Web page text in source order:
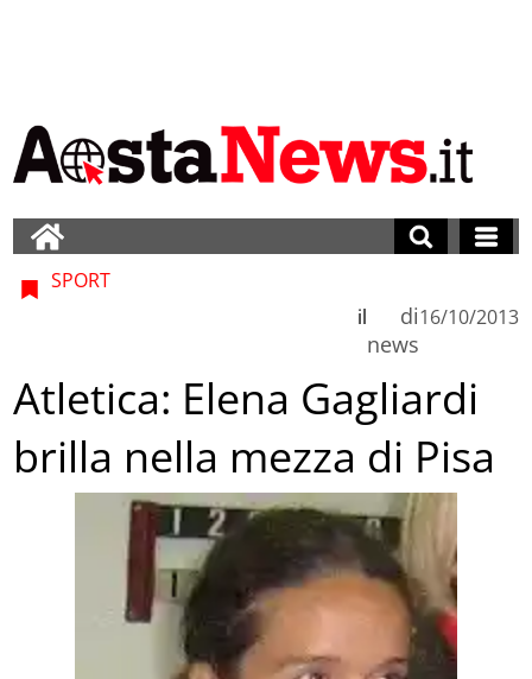
SPORT
di
news
il 16/10/2013
Atletica: Elena Gagliardi
brilla nella mezza di Pisa